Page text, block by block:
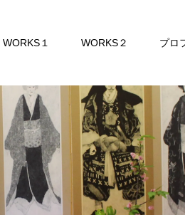
WORKS１ WORKS２ プロ